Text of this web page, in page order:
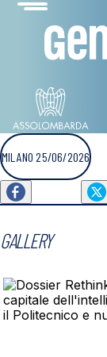
MILANO 25/06/2026
GALLERY